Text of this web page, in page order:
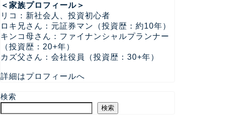
＜家族プロフィール＞
リコ：新社会人、投資初心者
ロキ兄さん：元証券マン（投資歴：約10年）
キンコ母さん：ファイナンシャルプランナー
（投資歴：20+年）
カズ父さん：会社役員（投資歴：30+年）
詳細はプロフィールへ
検索
検索